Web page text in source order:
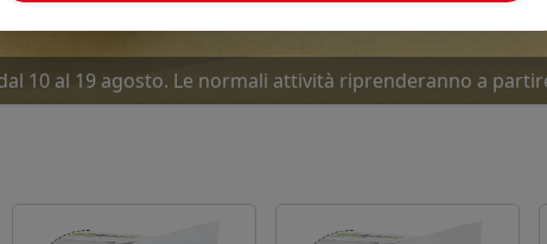
10 al 19 agosto. Le normali attività riprenderanno a